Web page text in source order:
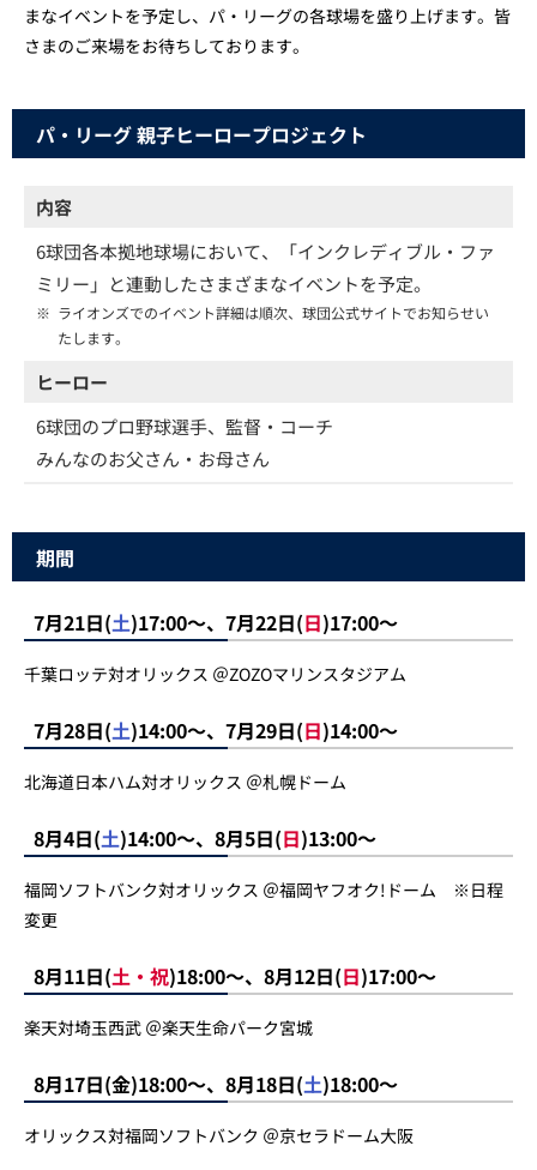
まなイベントを予定し、パ・リーグの各球場を盛り上げます。皆
さまのご来場をお待ちしております。
パ・リーグ 親子ヒーロープロジェクト
内容
6球団各本拠地球場において、「インクレディブル・ファ
ミリー」と連動したさまざまなイベントを予定。
※ ライオンズでのイベント詳細は順次、球団公式サイトでお知らせい
たします。
ヒーロー
6球団のプロ野球選手、監督・コーチ
みんなのお父さん・お母さん
期間
7月21日(土)17:00～、7月22日(日)17:00～
千葉ロッテ対オリックス ＠ZOZOマリンスタジアム
7月28日(土)14:00～、7月29日(日)14:00～
北海道日本ハム対オリックス ＠札幌ドーム
8月4日(土)14:00～、8月5日(日)13:00～
福岡ソフトバンク対オリックス ＠福岡ヤフオク!ドーム ※日程
変更
8月11日(土・祝)18:00～、8月12日(日)17:00～
楽天対埼玉西武 ＠楽天生命パーク宮城
8月17日(金)18:00～、8月18日(土)18:00～
オリックス対福岡ソフトバンク ＠京セラドーム大阪